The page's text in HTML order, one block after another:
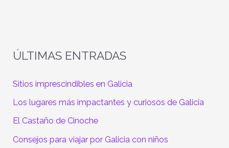
ÚLTIMAS ENTRADAS
Sitios imprescindibles en Galicia
Los lugares más impactantes y curiosos de Galicia
El Castaño de Cinoche
Consejos para viajar por Galicia con niños